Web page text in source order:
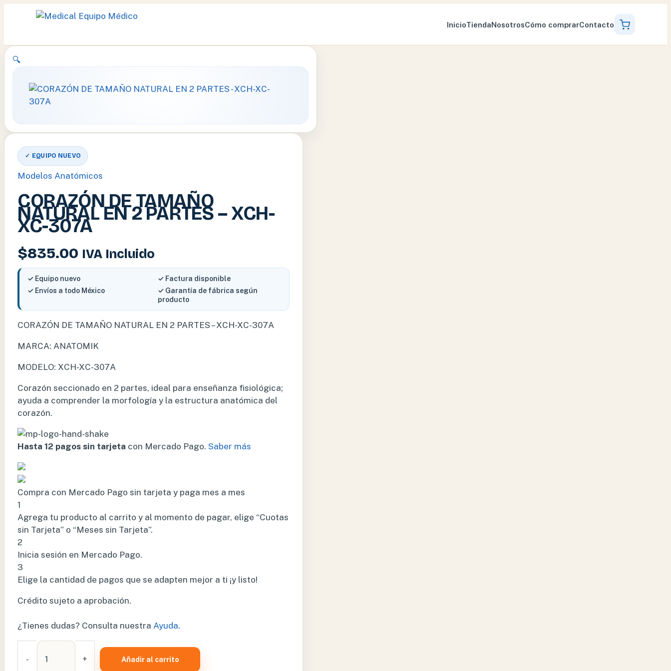
InicioTiendaNosotrosCómo comprarContacto
Ir
🔍
✓ EQUIPO NUEVO
Modelos Anatómicos
CORAZÓN DE TAMAÑO
NATURAL EN 2 PARTES – XCH-
XC-307A
$835.00 IVA Incluido
✓ Equipo nuevo
✓ Factura disponible
✓ Envíos a todo México
✓ Garantía de fábrica según
producto
CORAZÓN DE TAMAÑO NATURAL EN 2 PARTES – XCH-XC-307A
MARCA: ANATOMIK
MODELO: XCH-XC-307A
Corazón seccionado en 2 partes, ideal para enseñanza fisiológica;
ayuda a comprender la morfología y la estructura anatómica del
corazón.
Hasta 12 pagos sin tarjeta con Mercado Pago. Saber más
Compra con Mercado Pago sin tarjeta y paga mes a mes
1
Agrega tu producto al carrito y al momento de pagar, elige “Cuotas
sin Tarjeta” o “Meses sin Tarjeta”.
2
Inicia sesión en Mercado Pago.
3
Elige la cantidad de pagos que se adapten mejor a ti ¡y listo!
Crédito sujeto a aprobación.
¿Tienes dudas? Consulta nuestra Ayuda.
-
CORAZÓN
DE
+ Añadir al carrito